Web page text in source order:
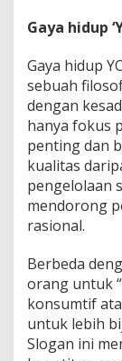
Gaya hidup
Gaya hidup
sebuah
dengan
hanya fokus
penting dan
kualitas
pengelolaan
mendorong
rasional.
Berbeda
orang untuk
konsumtif
untuk lebih
Slogan ini